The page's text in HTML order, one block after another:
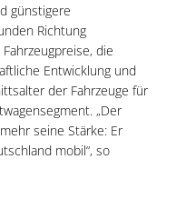
günstigere
Richtung
die
Entwicklung und
der Fahrzeuge für
„Der
seine Stärke: Er
mobil“, so